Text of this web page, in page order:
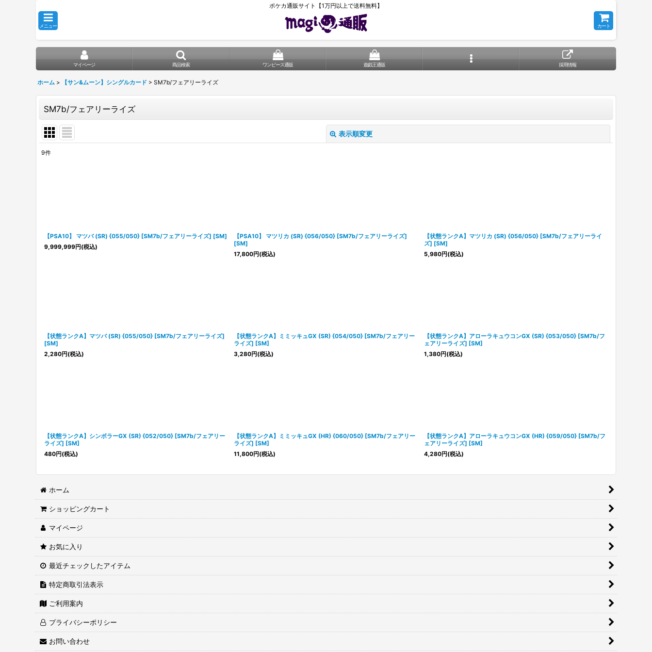
ポケカ通販サイト【1万円以上で送料無料】
メニュー カート
マイページ 商品検索 ワンピース通販 遊戯王通販 採用情報
ホーム > 【サン&ムーン】シングルカード > SM7b/フェアリーライズ
SM7b/フェアリーライズ
表示順変更
絞り込む
9件
【PSA10】 マツバ (SR) {055/050} [SM7b/フェアリーライズ] [SM]
9,999,999円(税込)
【PSA10】 マツリカ (SR) {056/050} [SM7b/フェアリーライズ]
[SM]
17,800円(税込)
【状態ランクA】マツリカ (SR) {056/050} [SM7b/フェアリーライ
ズ] [SM]
5,980円(税込)
【状態ランクA】マツバ (SR) {055/050} [SM7b/フェアリーライズ]
[SM]
2,280円(税込)
【状態ランクA】ミミッキュGX (SR) {054/050} [SM7b/フェアリー
ライズ] [SM]
3,280円(税込)
【状態ランクA】アローラキュウコンGX (SR) {053/050} [SM7b/フ
ェアリーライズ] [SM]
1,380円(税込)
【状態ランクA】シンボラーGX (SR) {052/050} [SM7b/フェアリー
ライズ] [SM]
480円(税込)
【状態ランクA】ミミッキュGX (HR) {060/050} [SM7b/フェアリー
ライズ] [SM]
11,800円(税込)
【状態ランクA】アローラキュウコンGX (HR) {059/050} [SM7b/フ
ェアリーライズ] [SM]
4,280円(税込)
ホーム
ショッピングカート
マイページ
お気に入り
最近チェックしたアイテム
特定商取引法表示
ご利用案内
プライバシーポリシー
お問い合わせ